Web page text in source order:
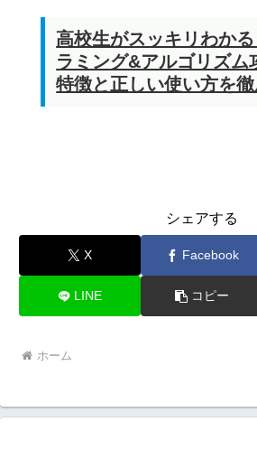
高校生がスッキリわか
ラミング&アルゴリズム
特徴と正しい使い方を徹
シェアする
X Facebook
LINE コピー
ホーム